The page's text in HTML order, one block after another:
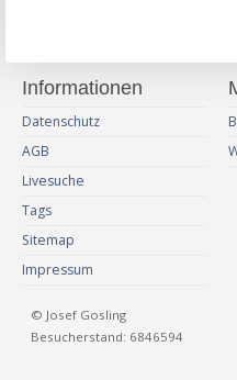
Informationen
Datenschutz
AGB
Livesuche
Tags
Sitemap
Impressum
© Josef Gosling
Besucherstand: 6846594